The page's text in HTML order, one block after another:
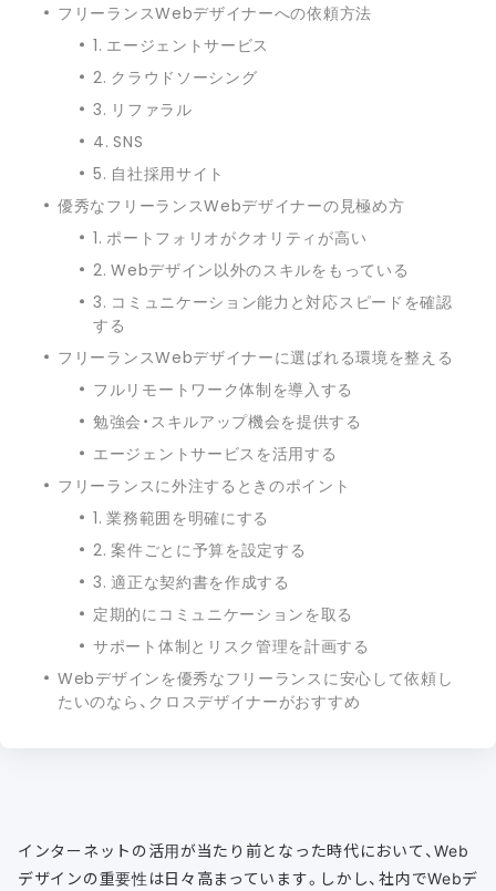
フリーランスWebデザイナーへの依頼方法
1. エージェントサービス
2. クラウドソーシング
3. リファラル
4. SNS
5. 自社採用サイト
優秀なフリーランスWebデザイナーの見極め方
1. ポートフォリオがクオリティが高い
2. Webデザイン以外のスキルをもっている
3. コミュニケーション能力と対応スピードを確認
する
フリーランスWebデザイナーに選ばれる環境を整える
フルリモートワーク体制を導入する
勉強会・スキルアップ機会を提供する
エージェントサービスを活用する
フリーランスに外注するときのポイント
1. 業務範囲を明確にする
2. 案件ごとに予算を設定する
3. 適正な契約書を作成する
定期的にコミュニケーションを取る
サポート体制とリスク管理を計画する
Webデザインを優秀なフリーランスに安心して依頼し
たいのなら、クロスデザイナーがおすすめ
インターネットの活用が当たり前となった時代において、Web
デザインの重要性は日々高まっています。しかし、社内でWebデ